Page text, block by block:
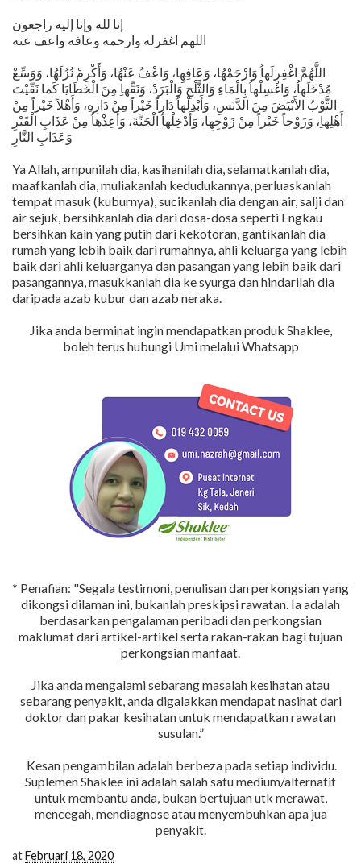
إنا لله وإنا إليه راجعون
اللهم اغفرله وارحمه وعافه واعف عنه
اللَّهُمَّ اغْفِرلَهاُ وَارْحَمْهُا، وَعَافِهِا، وَاعْفُ عَنْهُا، وَأَكْرِمْ نُزُلَهُا، وَوَسِّعْ
مُدْخَلَهاُ، وَاغْسِلْهاُ بِالْمَاءِ وَالثَّلْجِ وَالْبَرَدْ، وَنَقِّهاِ مِنَ الْخَطَايَا كَما نَقَّيْتَ
الثَّوْبُ الأَبْيَضَ مِنَ الدَّنَسِ، وَأَبْدِلْهاُ دَاراً خَيْراً مِنْ دَارِهِ، وَأَهْلاً خَيْراً مِنْ
أَهْلِهاِ، وَزَوْجاً خَيْراً مِنْ زَوْجِهِا، وَأَدْخِلْهاُ الْجَنَّةَ، وَأَعِذْهاُ مِنْ عَذَابِ الْقَبْرِ
وَعَذَابِ النَّارِ
Ya Allah, ampunilah dia, kasihanilah dia, selamatkanlah dia,
maafkanlah dia, muliakanlah kedudukannya, perluaskanlah
tempat masuk (kuburnya), sucikanlah dia dengan air, salji dan
air sejuk, bersihkanlah dia dari dosa-dosa seperti Engkau
bersihkan kain yang putih dari kekotoran, gantikanlah dia
rumah yang lebih baik dari rumahnya, ahli keluarga yang lebih
baik dari ahli keluarganya dan pasangan yang lebih baik dari
pasangannya, masukkanlah dia ke syurga dan hindarilah dia
daripada azab kubur dan azab neraka.
Jika anda berminat ingin mendapatkan produk Shaklee,
boleh terus hubungi Umi melalui Whatsapp
* Penafian: "Segala testimoni, penulisan dan perkongsian yang
dikongsi dilaman ini, bukanlah preskipsi rawatan. Ia adalah
berdasarkan pengalaman peribadi dan perkongsian
maklumat dari artikel-artikel serta rakan-rakan bagi tujuan
perkongsian manfaat.
Jika anda mengalami sebarang masalah kesihatan atau
sebarang penyakit, anda digalakkan mendapat nasihat dari
doktor dan pakar kesihatan untuk mendapatkan rawatan
susulan.”
Kesan pengambilan adalah berbeza pada setiap individu.
Suplemen Shaklee ini adalah salah satu medium/alternatif
untuk membantu anda, bukan bertujuan utk merawat,
mencegah, mendiagnose atau menyembuhkan apa jua
penyakit.
atFebruari 18, 2020